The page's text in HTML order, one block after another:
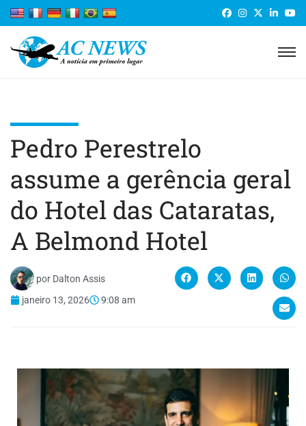
Pedro Perestrelo
assume a gerência geral
do Hotel das Cataratas,
A Belmond Hotel
por Dalton Assis
janeiro 13, 2026
9:08 am